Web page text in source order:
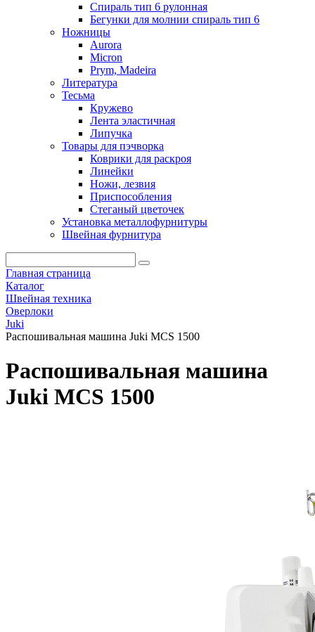
Спираль тип 6 рулонная
Бегунки для молнии спираль тип 6
Ножницы
Aurora
Micron
Prym, Madeira
Литература
Тесьма
Кружево
Лента эластичная
Липучка
Товары для пэчворка
Коврики для раскроя
Линейки
Ножи, лезвия
Приспособления
Стеганый цветочек
Установка металлофурнитуры
Швейная фурнитура
Главная страница
Каталог
Швейная техника
Оверлоки
Juki
Распошивальная машина Juki MCS 1500
Распошивальная машина
Juki MCS 1500